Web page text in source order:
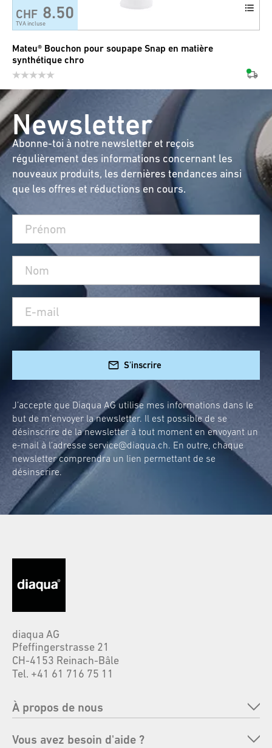
CHF 8.50
TVA incluse
Mateu® Bouchon pour soupape Snap en matière
synthétique chro
Newsletter
Abonne-toi à notre newsletter et reçois
régulièrement des informations concernant les
nouveaux produits, les dernières tendances ainsi
que les offres et réductions en cours.
S'inscrire
J’accepte que Diaqua AG utilise mes informations dans le
but de m’envoyer la newsletter. Il est possible de se
désinscrire de la newsletter à tout moment en envoyant un
e-mail à l’adresse service@diaqua.ch. En outre, chaque
newsletter comprendra un lien permettant de se
désinscrire.
diaqua AG
Pfeffingerstrasse 21
CH-4153 Reinach-Bâle
Tel. +41 61 716 75 11
À propos de nous
Entreprise
Vous avez besoin d'aide ?